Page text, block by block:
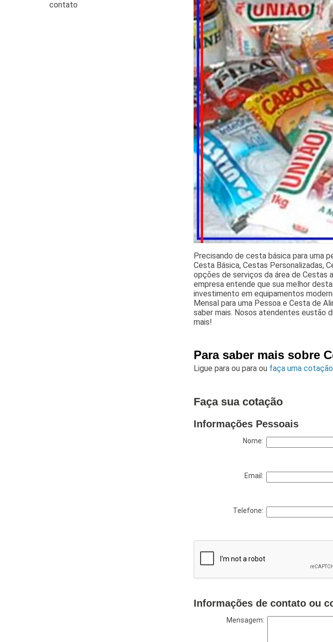
Precisando de cesta básica para uma
Cesta Básica, Cestas Personalizadas,
opções de serviços da área de
empresa entende que sua melhor
investimento em equipamentos
Mensal para uma Pessoa e Cesta de
saber mais. Nosos atendentes eustão
mais!
Para saber mais sobre
Ligue paraou paraou faça uma cotação
Faça sua cotação
Informações Pessoais
Nome:
Email:
Telefone:
Informações de contato ou
Mensagem: